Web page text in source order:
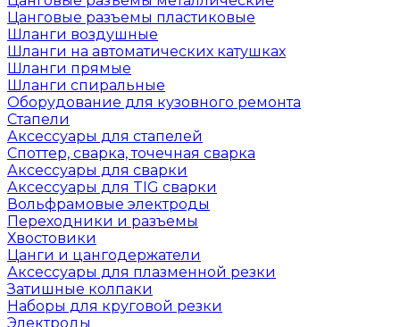
Цанговые разъемы пластиковые
Шланги воздушные
Шланги на автоматических катушках
Шланги прямые
Шланги спиральные
Оборудование для кузовного ремонта
Стапели
Аксессуары для стапелей
Споттер, сварка, точечная сварка
Аксессуары для сварки
Аксессуары для TIG сварки
Вольфрамовые электроды
Переходники и разъемы
Хвостовики
Цанги и цангодержатели
Аксессуары для плазменной резки
Затишные колпаки
Наборы для круговой резки
Электроды